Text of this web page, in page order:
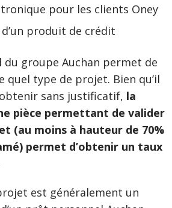
pour les clients Oney
produit de crédit
groupe Auchan permet de
quel type de projet. Bien qu’il
sans justificatif, la
pièce permettant de valider
(au moins à hauteur de 70%
permet d’obtenir un taux
est généralement un